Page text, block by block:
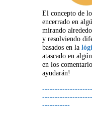
El concepto de
encerrado en
mirando
y resolviendo
basados en la
atascado en
en los
ayudarán!
-----------